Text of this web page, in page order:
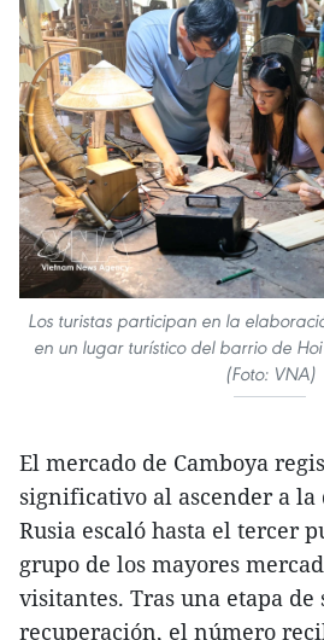
Los turistas participan en la
en un lugar turístico del barrio de
(Foto: VNA)
El mercado de Camboya
significativo al ascender a
Rusia escaló hasta el tercer
grupo de los mayores
visitantes. Tras una etapa de
recuperación, el número